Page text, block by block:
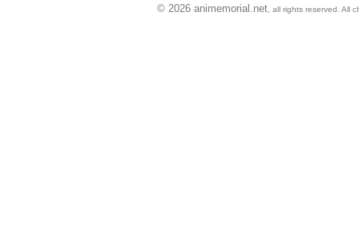
© 2026 animemorial.net, all rights reserved. All